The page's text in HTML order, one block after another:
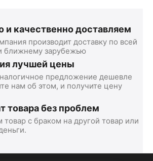
и качественно доставляем
производит доставку по всей
ближнему зарубежью
лучшей цены
предложение дешевле
нам об этом, и получите цену
товара без проблем
с браком на другой товар или